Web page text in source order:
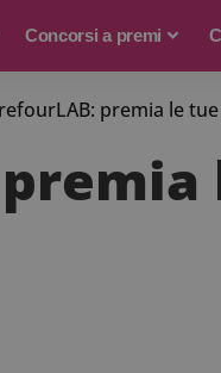
Concorsi a premi
premia le